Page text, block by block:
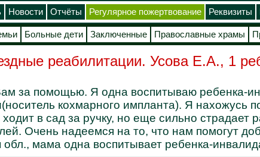
Новости Отчёты Регулярное пожертвование Реквизиты
Больные дети Заключенные Православные храмы
реабилитации. Усова Е.А., 1
за помощью. Я одна воспитываю ребенка-
кохмарного импланта). Я нахожусь
в сад за ручку, но еще сильно
Очень надеемся на то, что нам помогут
обл., мама одна воспитывает ребенка-